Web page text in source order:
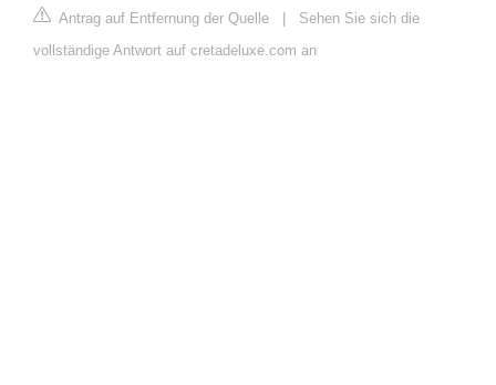
Antrag auf Entfernung der Quelle | Sehen Sie sich die
vollständige Antwort auf cretadeluxe.com an